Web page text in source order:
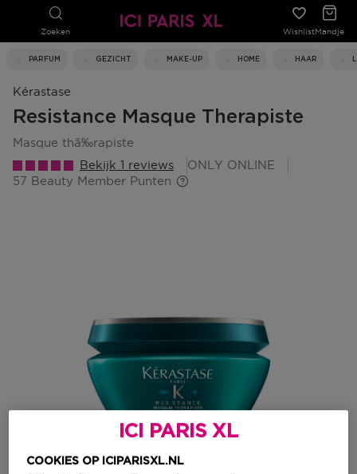
Zoeken WishlistMandje
PARFUM GEZICHT MAKE-UP HOME HAAR
Kérastase
Resistance Masque Therapiste
masque thã‰rapiste
Bekijk 1 reviews
ONLY ONLINE
57 Beauty Member Punten
ICI PARIS XL
COOKIES OP ICIPARISXL.NL